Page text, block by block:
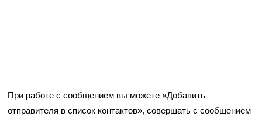
При работе с сообщением вы можете «Добавить
отправителя в список контактов», совершать с сообщением